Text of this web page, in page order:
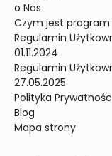
o Nas
Czym jest program
Regulamin
01.11.2024
Regulamin
27.05.2025
Polityka
Blog
Mapa strony